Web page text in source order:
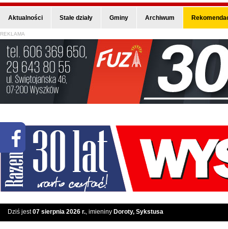
Aktualności Stałe działy Gminy Archiwum
REKLAMA
Dziś jest07 sierpnia 2026 r., imieniny Doroty, Sykstusa